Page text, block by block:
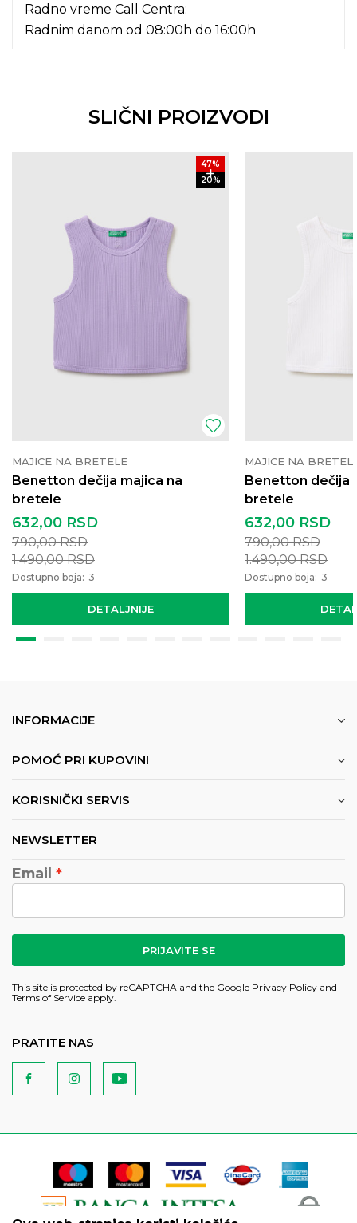
Radno vreme Call Centra:
Radnim danom od 08:00h do 16:00h
SLIČNI PROIZVODI
47%
20%
MAJICE NA BRETELE
Benetton dečija majica na
bretele
DETALJNIJE
632,00 RSD
790,00RSD
1.490,00RSD
Dostupno boja: 3
MAJICE NA
Benetton dečija
bretele
632,00 RSD
790,00RSD
1.490,00RSD
Dostupno boja: 3
INFORMACIJE
POMOĆ PRI KUPOVINI
KORISNIČKI SERVIS
NEWSLETTER
Email
PRIJAVITE SE
This site is protected by reCAPTCHA and the Google Privacy Policy and
Terms of Service apply.
PRATITE NAS